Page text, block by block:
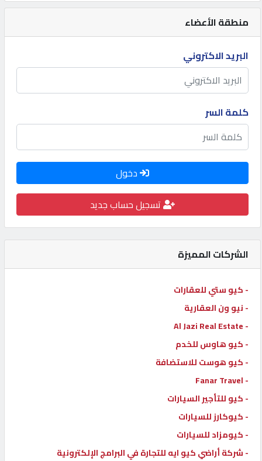
المنتدى
كيو
مزاد
كيو
نمبر
كيو
كارز
كيو
ماركت
الدليل
القطري
POWERED
QHOST
منطقة الأعضاء
البريد الاكتروني
كلمة السر
دخول
تسجيل حساب جديد
الشركات المميزة
- كيو ستي للعقارات
- نيو ون العقارية
- Al Jazi Real Estate
- كيو هاوس للخدم
- كيو هوست للاستضافة
- Fanar Travel
- كيو للتأجير السيارات
- كيوكارز للسيارات
- كيومزاد للسيارات
- شركة أراضي كيو ايه للتجارة في البرامج الإلكترونية